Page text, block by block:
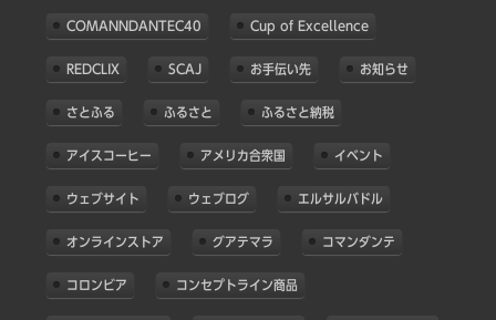
COMANNDANTEC40 Cup of Excellence
REDCLIX SCAJ お手伝い先 お知らせ
さとふる ふるさと ふるさと納税
アイスコーヒー アメリカ合衆国 イベント
ウェブサイト ウェブログ エルサルバドル
オンラインストア グアテマラ コマンダンテ
コロンビア コンセプトライン商品